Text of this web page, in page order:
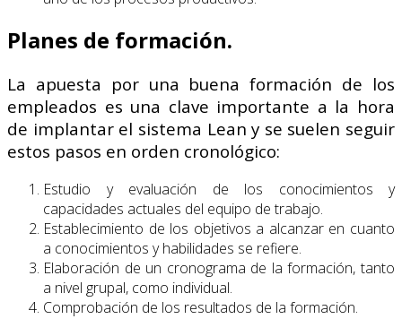
Planes de formación.
La apuesta por una buena formación de los
empleados es una clave importante a la hora
de implantar el sistema Lean y se suelen seguir
estos pasos en orden cronológico:
Estudio y evaluación de los conocimientos y
capacidades actuales del equipo de trabajo.
Establecimiento de los objetivos a alcanzar en cuanto
a conocimientos y habilidades se refiere.
Elaboración de un cronograma de la formación, tanto
a nivel grupal, como individual.
Comprobación de los resultados de la formación.